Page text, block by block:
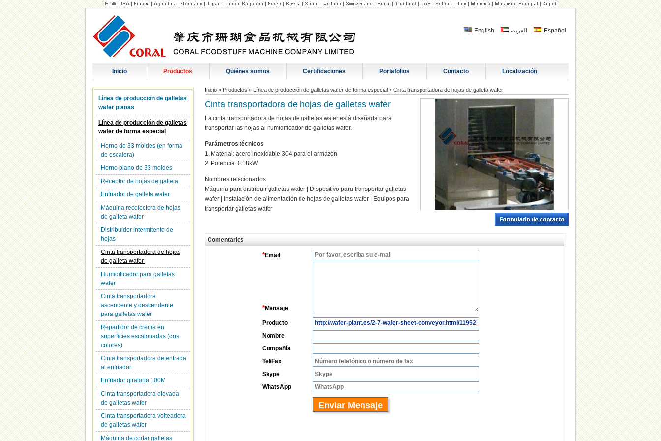
English العربية Español
Inicio Productos Quiénes somos Certificaciones Portafolios Contacto Localización
Línea de producción de galletas
wafer planas
Línea de producción de galletas
wafer de forma especial
Horno de 33 moldes (en forma
de escalera)
Horno plano de 33 moldes
Receptor de hojas de galleta
Enfriador de galleta wafer
Máquina recolectora de hojas
de galleta wafer
Distribuidor intermitente de
hojas
Cinta transportadora de hojas
de galleta wafer
Humidificador para galletas
wafer
Cinta transportadora
ascendente y descendente
para galletas wafer
Repartidor de crema en
superficies escalonadas (dos
colores)
Cinta transportadora de entrada
al enfriador
Enfriador giratorio 100M
Cinta transportadora elevada
de galletas wafer
Cinta transportadora volteadora
de galletas wafer
Máquina de cortar galletas
Inicio » Productos » Línea de producción de galletas wafer de forma especial » Cinta transportadora de hojas de galleta wafer
Cinta transportadora de hojas de galletas wafer
La cinta transportadora de hojas de galletas wafer está diseñada para
transportar las hojas al humidificador de galletas wafer.
Parámetros técnicos
1. Material: acero inoxidable 304 para el armazón
2. Potencia: 0.18kW
Nombres relacionados
Máquina para distribuir galletas wafer | Dispositivo para transportar galletas
wafer | Instalación de alimentación de hojas de galletas wafer | Equipos para
transportar galletas wafer
Comentarios